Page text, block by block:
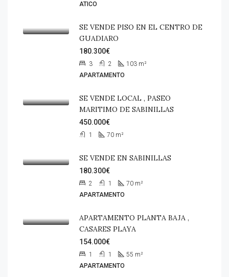
ATICO
SE VENDE PISO EN EL CENTRO DE
GUADIARO
180.300€
3 2 103 m²
APARTAMENTO
SE VENDE LOCAL , PASEO
MARITIMO DE SABINILLAS
450.000€
1 70 m²
SE VENDE EN SABINILLAS
180.300€
2 1 70 m²
APARTAMENTO
APARTAMENTO PLANTA BAJA ,
CASARES PLAYA
154.000€
1 1 55 m²
APARTAMENTO